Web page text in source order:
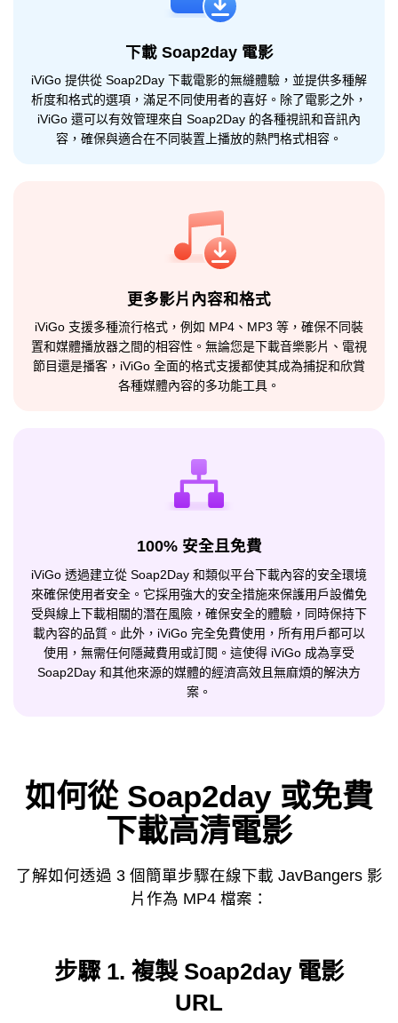
下載 Soap2day 電影
iViGo 提供從 Soap2Day 下載電影的無縫體驗，並提供多種解
析度和格式的選項，滿足不同使用者的喜好。除了電影之外，
iViGo 還可以有效管理來自 Soap2Day 的各種視訊和音訊內
容，確保與適合在不同裝置上播放的熱門格式相容。
更多影片內容和格式
iViGo 支援多種流行格式，例如 MP4、MP3 等，確保不同裝
置和媒體播放器之間的相容性。無論您是下載音樂影片、電視
節目還是播客，iViGo 全面的格式支援都使其成為捕捉和欣賞
各種媒體內容的多功能工具。
100% 安全且免費
iViGo 透過建立從 Soap2Day 和類似平台下載內容的安全環境
來確保使用者安全。它採用強大的安全措施來保護用戶設備免
受與線上下載相關的潛在風險，確保安全的體驗，同時保持下
載內容的品質。此外，iViGo 完全免費使用，所有用戶都可以
使用，無需任何隱藏費用或訂閱。這使得 iViGo 成為享受
Soap2Day 和其他來源的媒體的經濟高效且無麻煩的解決方
案。
如何從 Soap2day 或免費
下載高清電影
了解如何透過 3 個簡單步驟在線下載 JavBangers 影
片作為 MP4 檔案：
步驟 1. 複製 Soap2day 電影
URL